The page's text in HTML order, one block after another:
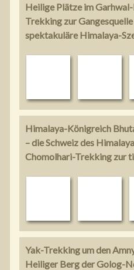
Heilige Plätze im
Trekking zur
spektakuläre Himalaya-
Himalaya-Königreich
– die Schweiz des
Chomolhari-Trekking zur
Yak-Trekking um den
Heiliger Berg der Golog-